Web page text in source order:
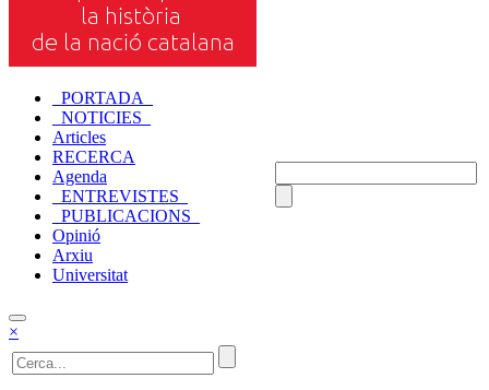
_PORTADA_
_NOTICIES_
Articles
RECERCA
Agenda
_ENTREVISTES_
_PUBLICACIONS_
Opinió
Arxiu
Universitat
×